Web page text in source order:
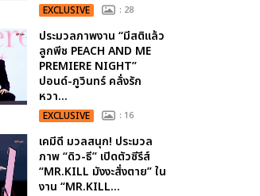
EXCLUSIVE : 28
ประมวลภาพงาน “มีสติแล้ว
ลูกพีช PEACH AND ME
PREMIERE NIGHT”
ปอนด์-ภูวินทร์ คลั่งรัก
หวา...
EXCLUSIVE : 16
เคมีดี มวลสนุก! ประมวล
ภาพ “ดิว-ธี” เปิดตัวซีรีส์
“MR.KILL มังงะสั่งตาย” ใน
งาน “MR.KILL...